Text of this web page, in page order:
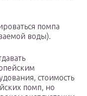
помпа
воды).
стоимость
помп, но